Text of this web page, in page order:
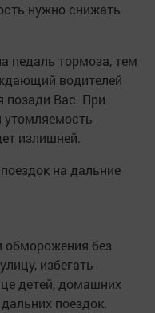
нужно снижать
педаль тормоза, тем
водителей
позади Вас. При
излишней.
на дальние
обморожения без
избегать
детей, домашних
поездок.